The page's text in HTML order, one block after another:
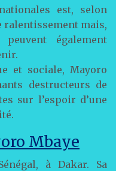
est, selon
ralentissement mais,
également
et sociale, Mayoro
destructeurs de
sur l’espoir d’une
Mbaye
à Dakar. Sa